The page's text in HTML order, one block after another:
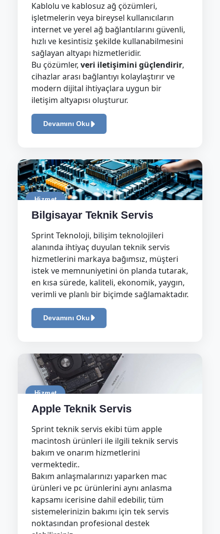
Kablolu ve kablosuz ağ çözümleri,
işletmelerin veya bireysel kullanıcıların
internet ve yerel ağ bağlantılarını güvenli,
hızlı ve kesintisiz şekilde kullanabilmesini
sağlayan altyapı hizmetleridir.
Bu çözümler, veri iletişimini güçlendirir,
cihazlar arası bağlantıyı kolaylaştırır ve
modern dijital ihtiyaçlara uygun bir
iletişim altyapısı oluşturur.
Devamını Oku
Hizmet
Bilgisayar Teknik Servis
Sprint Teknoloji, bilişim teknolojileri
alanında ihtiyaç duyulan teknik servis
hizmetlerini markaya bağımsız, müşteri
istek ve memnuniyetini ön planda tutarak,
en kısa sürede, kaliteli, ekonomik, yaygın,
verimli ve planlı bir biçimde sağlamaktadır.
Devamını Oku
Hizmet
Apple Teknik Servis
Sprint teknik servis ekibi tüm apple
macintosh ürünleri ile ilgili teknik servis
bakım ve onarım hizmetlerini
vermektedir..
Bakım anlaşmalarınızı yaparken mac
ürünleri ve pc ürünlerini aynı anlasma
kapsamı icerisine dahil edebilir, tüm
sistemelerinizin bakımı için tek servis
noktasından profesional destek